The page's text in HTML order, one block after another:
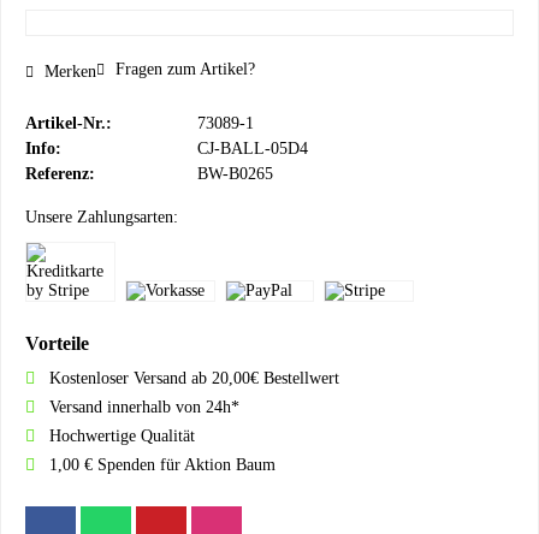
Merken Fragen zum Artikel?
Artikel-Nr.:
73089-1
Info:
CJ-BALL-05D4
Referenz:
BW-B0265
Unsere Zahlungsarten:
Vorteile
Kostenloser Versand ab 20,00€ Bestellwert
Versand innerhalb von 24h*
Hochwertige Qualität
1,00 € Spenden für Aktion Baum